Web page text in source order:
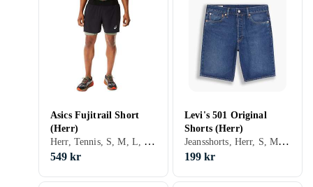
Asics Fujitrail Short
(Herr)
Herr, Tennis, S, M, L, XL, XXL, XS, Svart, Grå, Brun, Blå, Röd, Gul, Orange, Guld, Grön, Beige, Rosa, Khaki
549 kr
Levi's 501 Original
Shorts (Herr)
Jeansshorts, Herr, S, M, L, Svart, Vit, Grå, Brun, Blå, Röd, Grön, Beige, Rosa, Lila
199 kr